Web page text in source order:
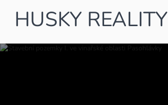
HUSKY REALITY